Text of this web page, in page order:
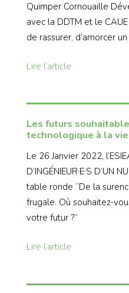
Quimper Cornouaille
avec la DDTM et le
de rassurer, d’amorcer
Lire l’article
Les futurs
technologique à la
Le 26 Janvier 2022,
D’INGÉNIEUR·E·S D’UN
table ronde “De la
frugale. Où souhaitez-
votre futur ?”
Lire l’article